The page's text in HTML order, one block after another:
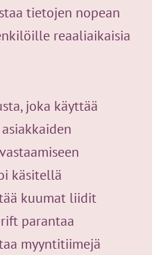
tietojen nopean
reaaliaikaisia
joka käyttää
käsitellä
kuumat liidit
parantaa
myyntitiimejä